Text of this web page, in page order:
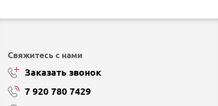
Свяжитесь с нами
Заказать звонок
7 920 780 7429